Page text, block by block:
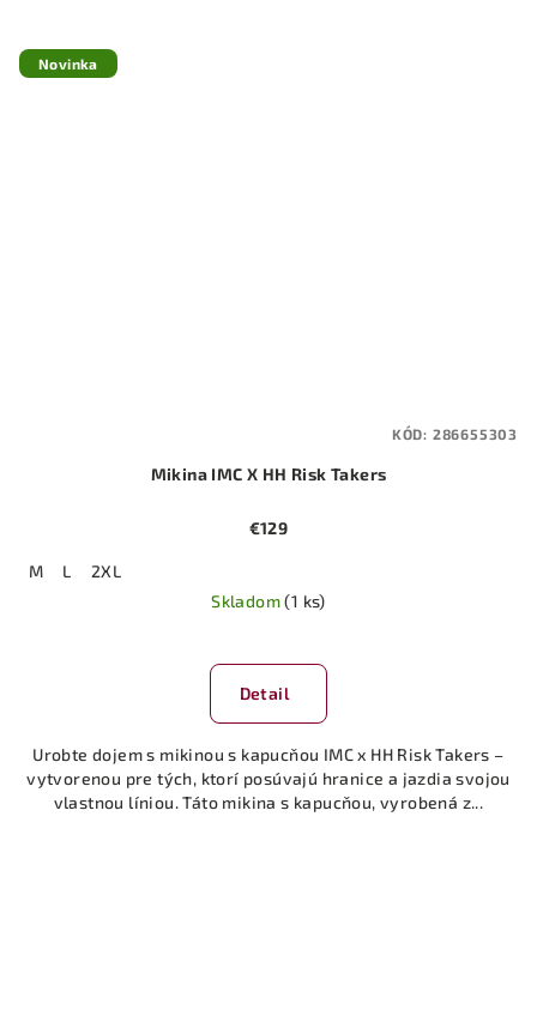
Novinka
Mikina IMC X HH Risk Takers
€129
M L
2XL
Skladom(1 ks)
Detail
Urobte dojem s mikinou s kapucňou IMC x HH Risk Takers –
vytvorenou pre tých, ktorí posúvajú hranice a jazdia svojou
vlastnou líniou. Táto mikina s kapucňou, vyrobená z...
KÓD: 286655303